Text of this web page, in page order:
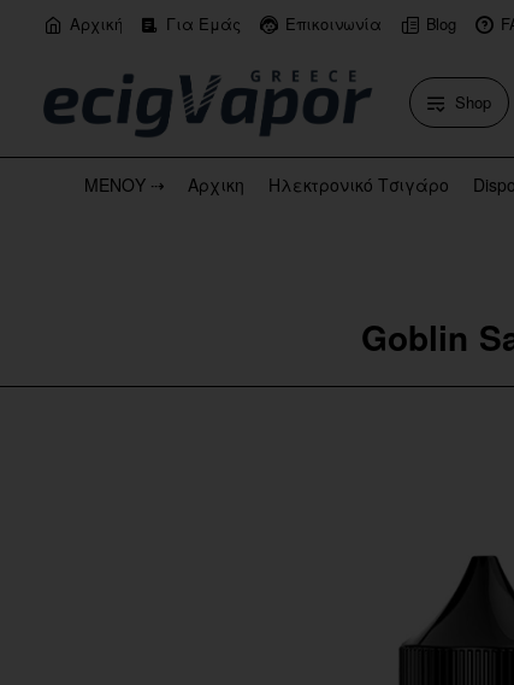
Αρχική Για Εμάς Επικοινωνία Blog
Shop
ΜΕΝΟΥ ⇢ Αρχικη Ηλεκτρονικό Τσιγάρο
Goblin